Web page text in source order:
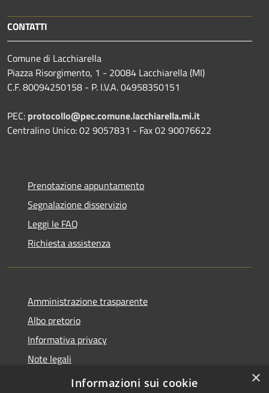
CONTATTI
Comune di Lacchiarella
Piazza Risorgimento, 1 - 20084 Lacchiarella (MI)
C.F. 80094250158 - P. I.V.A. 04958350151
PEC: protocollo@pec.comune.lacchiarella.mi.it
Centralino Unico: 02 9057831 - Fax 02 90076622
Prenotazione appuntamento
Segnalazione disservizio
Leggi le FAQ
Richiesta assistenza
Amministrazione trasparente
Albo pretorio
Informativa privacy
Note legali
Dichiarazione di accessibilità
×
Informazioni sui cookie